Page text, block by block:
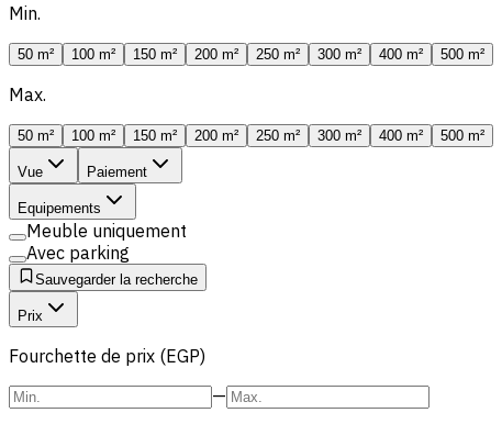
Min.
50 m² 100 m² 150 m² 200 m² 250 m² 300 m² 400 m² 500 m²
Max.
50 m² 100 m² 150 m² 200 m² 250 m² 300 m² 400 m² 500 m²
Vue Paiement
Equipements
Meuble uniquement
Avec parking
Sauvegarder la recherche
Prix
Fourchette de prix (EGP)
—